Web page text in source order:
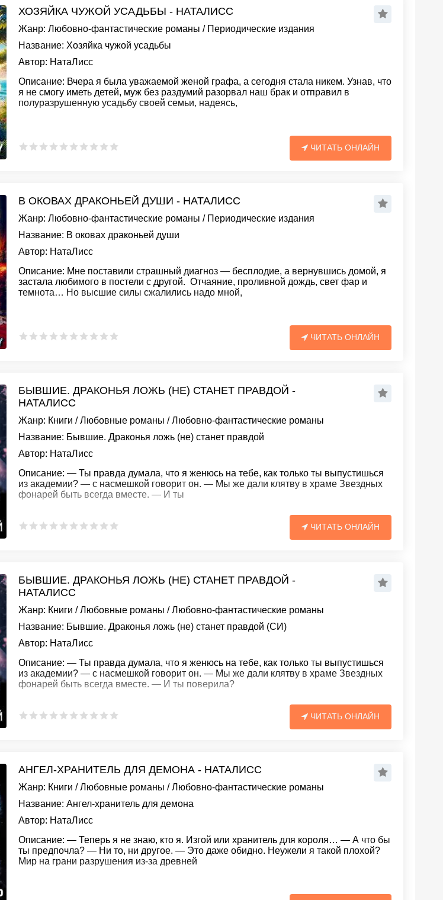
ХОЗЯЙКА ЧУЖОЙ УСАДЬБЫ - НАТАЛИСС
Жанр: Любовно-фантастические романы / Периодические издания
Название: Хозяйка чужой усадьбы
Автор: НатаЛисс
Описание: Вчера я была уважаемой женой графа, а сегодня стала никем. Узнав, что
я не смогу иметь детей, муж без раздумий разорвал наш брак и отправил в
полуразрушенную усадьбу своей семьи, надеясь,
ЧИТАТЬ ОНЛАЙН
В ОКОВАХ ДРАКОНЬЕЙ ДУШИ - НАТАЛИСС
Жанр: Любовно-фантастические романы / Периодические издания
Название: В оковах драконьей души
Автор: НатаЛисс
Описание: Мне поставили страшный диагноз — бесплодие, а вернувшись домой, я
застала любимого в постели с другой. Отчаяние, проливной дождь, свет фар и
темнота… Но высшие силы сжалились надо мной,
ЧИТАТЬ ОНЛАЙН
БЫВШИЕ. ДРАКОНЬЯ ЛОЖЬ (НЕ) СТАНЕТ ПРАВДОЙ -
НАТАЛИСС
Жанр: Книги /Любовные романы /Любовно-фантастические романы
Название: Бывшие. Драконья ложь (не) станет правдой
Автор: НатаЛисс
Описание: — Ты правда думала, что я женюсь на тебе, как только ты выпустишься
из академии? — с насмешкой говорит он. — Мы же дали клятву в храме Звездных
фонарей быть всегда вместе. — И ты
ЧИТАТЬ ОНЛАЙН
БЫВШИЕ. ДРАКОНЬЯ ЛОЖЬ (НЕ) СТАНЕТ ПРАВДОЙ -
НАТАЛИСС
Жанр: Книги /Любовные романы /Любовно-фантастические романы
Название: Бывшие. Драконья ложь (не) станет правдой (СИ)
Автор: НатаЛисс
Описание: — Ты правда думала, что я женюсь на тебе, как только ты выпустишься
из академии? — с насмешкой говорит он. — Мы же дали клятву в храме Звездных
фонарей быть всегда вместе. — И ты поверила?
ЧИТАТЬ ОНЛАЙН
АНГЕЛ-ХРАНИТЕЛЬ ДЛЯ ДЕМОНА - НАТАЛИСС
Жанр: Книги /Любовные романы /Любовно-фантастические романы
Название: Ангел-хранитель для демона
Автор: НатаЛисс
Описание: — Теперь я не знаю, кто я. Изгой или хранитель для короля… — А что бы
ты предпочла? — Ни то, ни другое. — Это даже обидно. Неужели я такой плохой?
Мир на грани разрушения из-за древней